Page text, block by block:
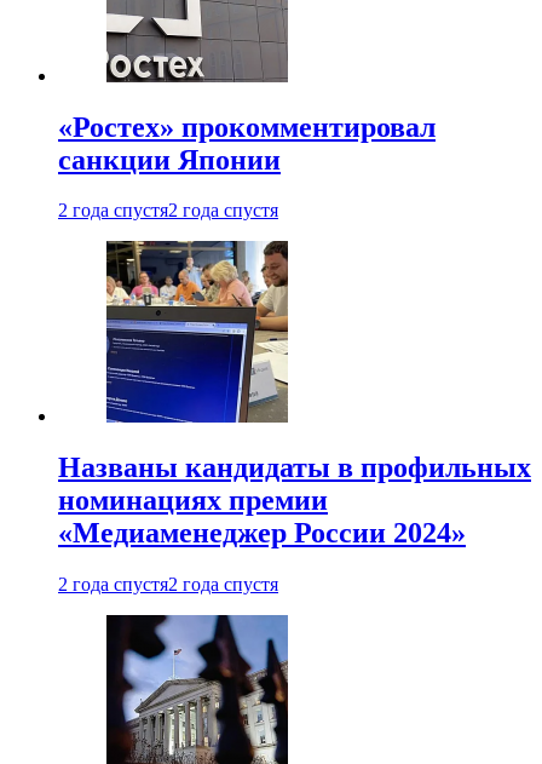
«Ростех» прокомментировал
санкции Японии
2 года спустя2 года спустя
Названы кандидаты в профильных
номинациях премии
«Медиаменеджер России 2024»
2 года спустя2 года спустя